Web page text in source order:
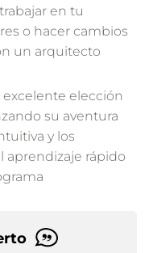
en tu
o hacer cambios
un arquitecto
elección
su aventura
y los
aprendizaje rápido